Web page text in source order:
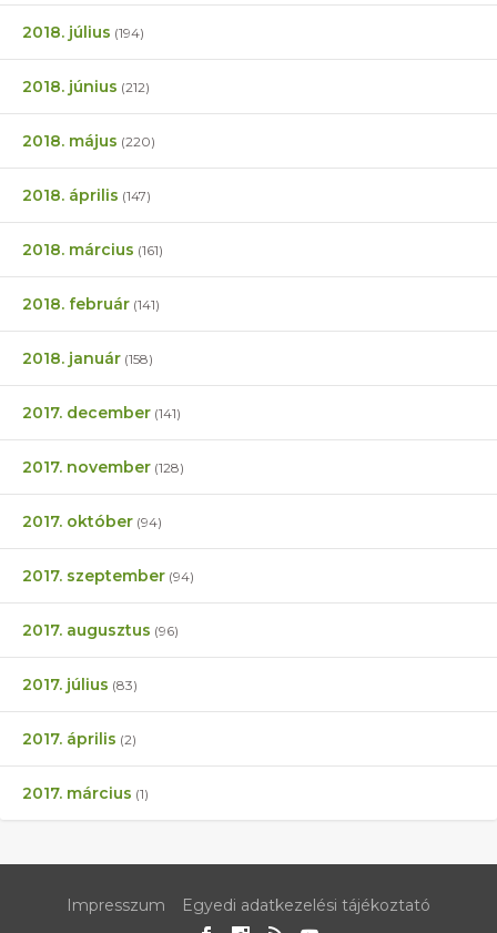
2018. július (194)
2018. június (212)
2018. május (220)
2018. április (147)
2018. március (161)
2018. február (141)
2018. január (158)
2017. december (141)
2017. november (128)
2017. október (94)
2017. szeptember (94)
2017. augusztus (96)
2017. július (83)
2017. április (2)
2017. március (1)
Impresszum Egyedi adatkezelési tájékoztató